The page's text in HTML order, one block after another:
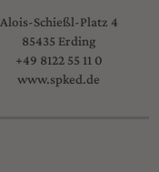
Alois-Schießl-Platz 4
85435 Erding
+49 8122 55 11 0
www.spked.de